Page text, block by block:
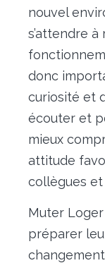
nouvel
s’attendre
donc
curiosité et
écouter et
mieux
attitude
collègues et
Muter
préparer